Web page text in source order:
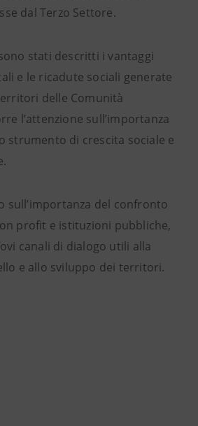
dal Terzo Settore.
stati descritti i vantaggi
e le ricadute sociali generate
delle Comunità
l’attenzione sull’importanza
strumento di crescita sociale e
sull’importanza del confronto
profit e istituzioni pubbliche,
canali di dialogo utili alla
e allo sviluppo dei territori.